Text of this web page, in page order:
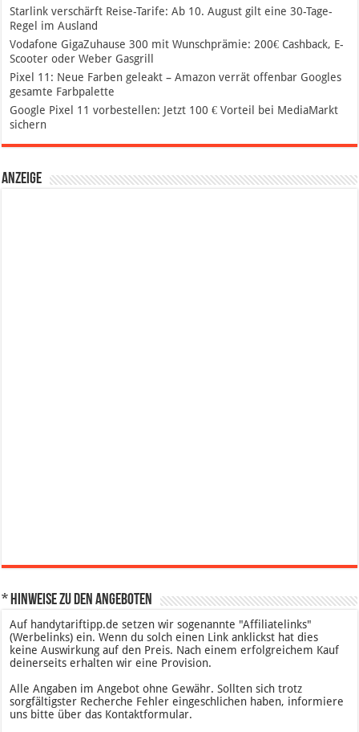
Starlink verschärft Reise-Tarife: Ab 10. August gilt eine 30-Tage-
Regel im Ausland
Vodafone GigaZuhause 300 mit Wunschprämie: 200€ Cashback, E-
Scooter oder Weber Gasgrill
Pixel 11: Neue Farben geleakt – Amazon verrät offenbar Googles
gesamte Farbpalette
Google Pixel 11 vorbestellen: Jetzt 100 € Vorteil bei MediaMarkt
sichern
Anzeige
* Hinweise zu den Angeboten
Auf handytariftipp.de setzen wir sogenannte "Affiliatelinks"
(Werbelinks) ein. Wenn du solch einen Link anklickst hat dies
keine Auswirkung auf den Preis. Nach einem erfolgreichem Kauf
deinerseits erhalten wir eine Provision.
Alle Angaben im Angebot ohne Gewähr. Sollten sich trotz
sorgfältigster Recherche Fehler eingeschlichen haben, informiere
uns bitte über das Kontaktformular.